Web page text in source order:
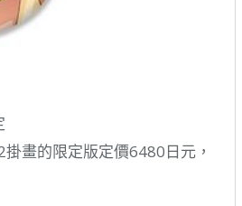
畫的限定版定價6480日元，